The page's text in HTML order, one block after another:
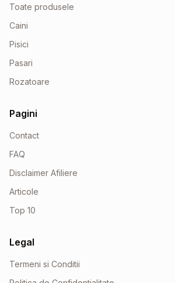
Toate produsele
Caini
Pisici
Pasari
Rozatoare
Pagini
Contact
FAQ
Disclaimer Afiliere
Articole
Top 10
Legal
Termeni si Conditii